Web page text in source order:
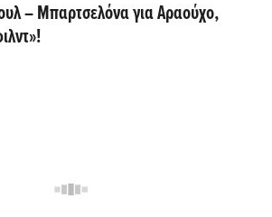
– Μπαρτσελόνα για Αραούχο,